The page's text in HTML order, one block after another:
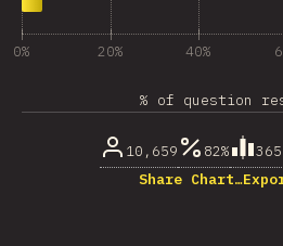
0% 20% 40%
% of question
10,659 82%
Share Chart…